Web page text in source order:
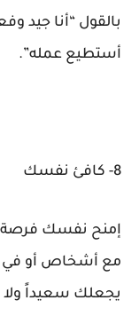
بالقول “أنا جيد
أستطيع عمله”.
8- كافئ نفسك
إمنح نفسك فرصة
مع أشخاص أو في
يجعلك سعيداً